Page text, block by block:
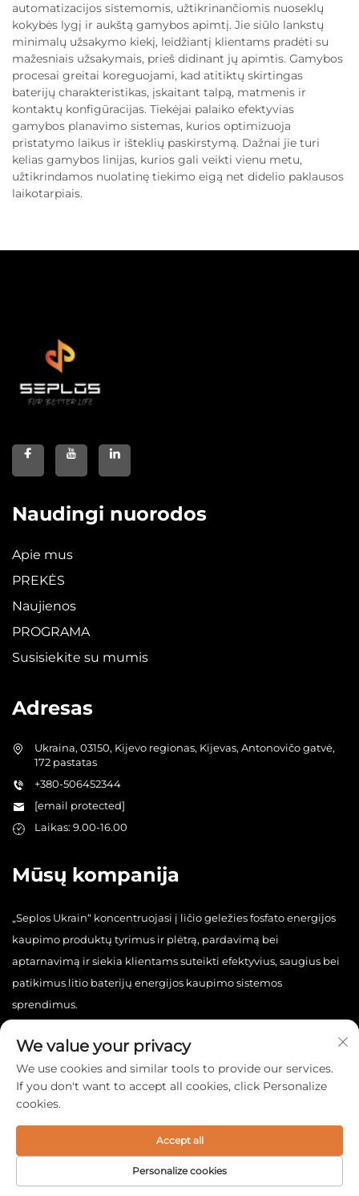
automatizacijos sistemomis, užtikrinančiomis nuoseklų
kokybės lygį ir aukštą gamybos apimtį. Jie siūlo lankstų
minimalų užsakymo kiekį, leidžiantį klientams pradėti su
mažesniais užsakymais, prieš didinant jų apimtis. Gamybos
procesai greitai koreguojami, kad atitiktų skirtingas
baterijų charakteristikas, įskaitant talpą, matmenis ir
kontaktų konfigūracijas. Tiekėjai palaiko efektyvias
gamybos planavimo sistemas, kurios optimizuoja
pristatymo laikus ir išteklių paskirstymą. Dažnai jie turi
kelias gamybos linijas, kurios gali veikti vienu metu,
užtikrindamos nuolatinę tiekimo eigą net didelio paklausos
laikotarpiais.
Naudingi nuorodos
Apie mus
PREKĖS
Naujienos
PROGRAMA
Susisiekite su mumis
Adresas
Ukraina, 03150, Kijevo regionas, Kijevas, Antonovičo gatvė,
172 pastatas
+380-506452344
[email protected]
Laikas: 9.00-16.00
Mūsų kompanija
„Seplos Ukrain“ koncentruojasi į ličio geležies fosfato energijos
kaupimo produktų tyrimus ir plėtrą, pardavimą bei
aptarnavimą ir siekia klientams suteikti efektyvius, saugius bei
patikimus litio baterijų energijos kaupimo sistemos
sprendimus.
Autorių teisės © 2025 „China Seplos Ukrain Technology Co., Ltd.“
Visos teisės saugomos. - Privatumo politika
We value your privacy
We use cookies and similar tools to provide our services.
If you don't want to accept all cookies, click Personalize
cookies.
Personalize cookies
Accept all